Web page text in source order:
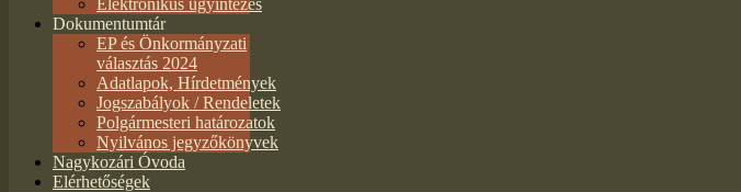
Elektronikus ügyintézés
Dokumentumtár
EP és Önkormányzati
választás 2024
Adatlapok, Hírdetmények
Jogszabályok / Rendeletek
Polgármesteri határozatok
Nyilvános jegyzőkönyvek
Nagykozári Óvoda
Elérhetőségek